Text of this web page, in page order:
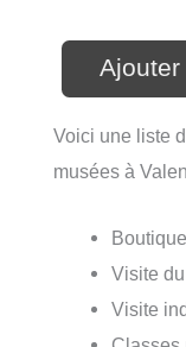
Voici une liste
musées à
Visite
Visite